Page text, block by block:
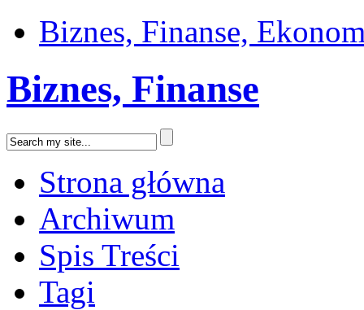
Biznes, Finanse,
Biznes, Finanse
Strona główna
Archiwum
Spis Treści
Tagi